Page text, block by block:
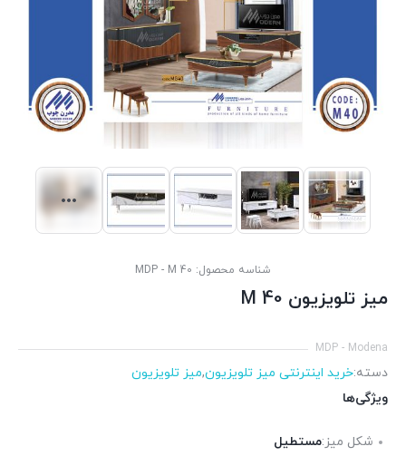
شناسه محصول: MDP - M 40
میز تلویزیون M 40
MDP - Modena
دسته:خرید اینترنتی میز تلویزیون,میز تلویزیون
ویژگی‌ها
شکل میز:مستطیل